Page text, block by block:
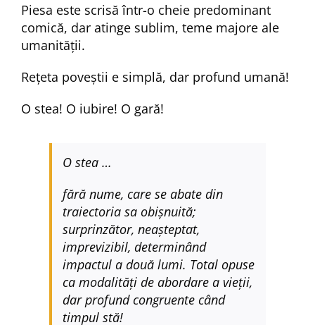
Piesa este scrisă într-o cheie predominant
comică, dar atinge sublim, teme majore ale
umanității.
Rețeta poveștii e simplă, dar profund umană!
O stea! O iubire! O gară!
O stea …
fără nume, care se abate din
traiectoria sa obișnuită;
surprinzător, neașteptat,
imprevizibil, determinând
impactul a două lumi. Total opuse
ca modalități de abordare a vieții,
dar profund congruente când
timpul stă!